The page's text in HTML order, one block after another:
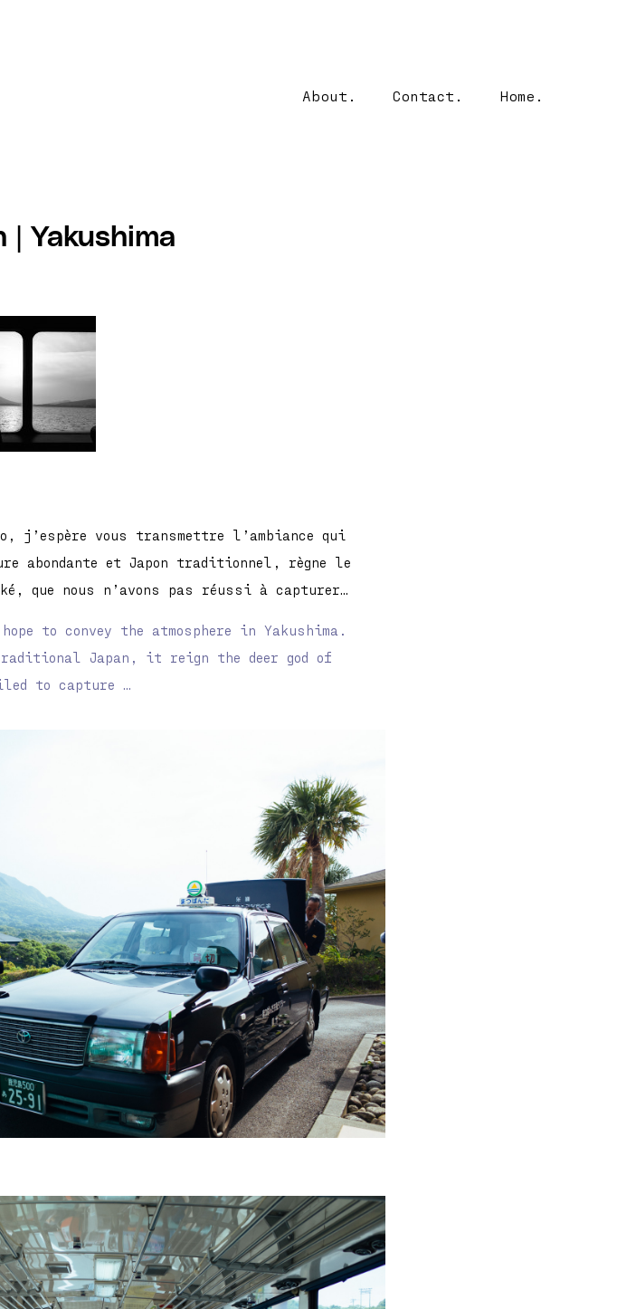
About. Contact. Home.
| Yakushima
j’espère vous transmettre l’ambiance qui
abondante et Japon traditionnel, règne le
que nous n’avons pas réussi à capturer…
to convey the atmosphere in Yakushima.
traditional Japan, it reign the deer god of
to capture …